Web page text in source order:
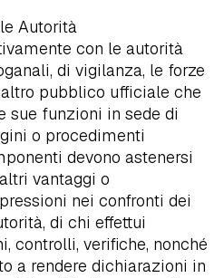
Autorità
con le autorità
di vigilanza, le forze
altro pubblico ufficiale che
sue funzioni in sede di
o procedimenti
devono astenersi
vantaggi o
nei confronti dei
di chi effettui
controlli, verifiche, nonché
a rendere dichiarazioni in